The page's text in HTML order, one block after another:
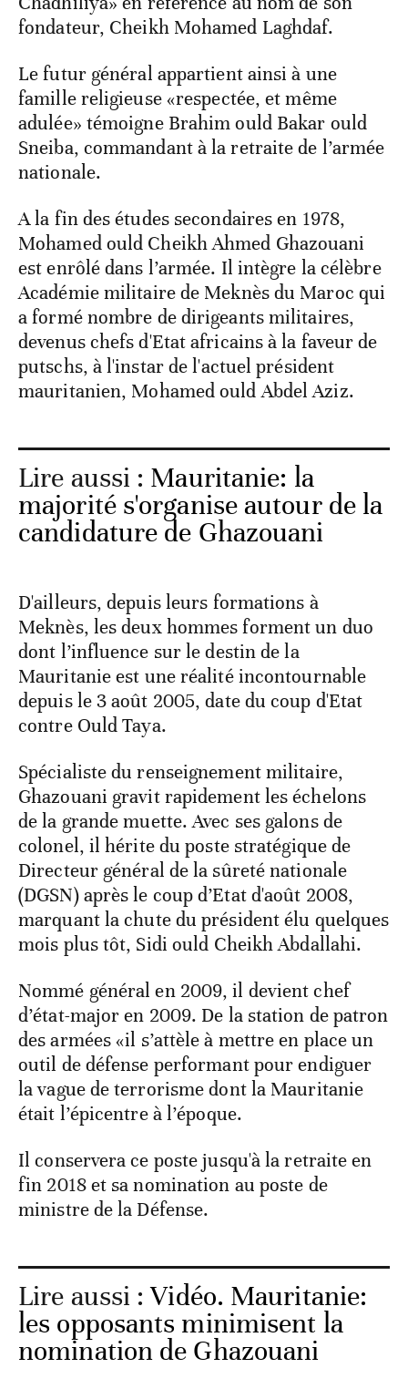
fondateur, Cheikh Mohamed Laghdaf.
Le futur général appartient ainsi à une
famille religieuse «respectée, et même
adulée» témoigne Brahim ould Bakar ould
Sneiba, commandant à la retraite de l’armée
nationale.
A la fin des études secondaires en 1978,
Mohamed ould Cheikh Ahmed Ghazouani
est enrôlé dans l’armée. Il intègre la célèbre
Académie militaire de Meknès du Maroc qui
a formé nombre de dirigeants militaires,
devenus chefs d'Etat africains à la faveur de
putschs, à l'instar de l'actuel président
mauritanien, Mohamed ould Abdel Aziz.
Lire aussi : Mauritanie: la
majorité s'organise autour de la
candidature de Ghazouani
D'ailleurs, depuis leurs formations à
Meknès, les deux hommes forment un duo
dont l’influence sur le destin de la
Mauritanie est une réalité incontournable
depuis le 3 août 2005, date du coup d'Etat
contre Ould Taya.
Spécialiste du renseignement militaire,
Ghazouani gravit rapidement les échelons
de la grande muette. Avec ses galons de
colonel, il hérite du poste stratégique de
Directeur général de la sûreté nationale
(DGSN) après le coup d’Etat d'août 2008,
marquant la chute du président élu quelques
mois plus tôt, Sidi ould Cheikh Abdallahi.
Nommé général en 2009, il devient chef
d’état-major en 2009. De la station de patron
des armées «il s’attèle à mettre en place un
outil de défense performant pour endiguer
la vague de terrorisme dont la Mauritanie
était l’épicentre à l’époque.
Il conservera ce poste jusqu'à la retraite en
fin 2018 et sa nomination au poste de
ministre de la Défense.
Lire aussi :Vidéo. Mauritanie:
les opposants minimisent la
nomination de Ghazouani